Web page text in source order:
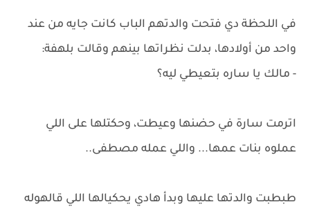
في اللحظة دي فتحت والدتهم الباب كانت جايه من عند
واحد من أولادها، بدلت نظراتها بينهم وقالت بلهفة:
- مالك يا ساره بتعيطي ليه؟
اترمت سارة في حضنها وعيطت، وحكتلها على اللي
عملوه بنات عمها... واللي عمله مصطفى..
طبطبت والدتها عليها وبدأ هادي يحكيالها اللي قالهوله